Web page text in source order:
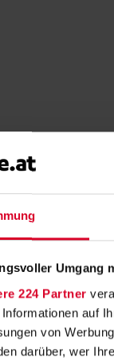
Umgang
224 Partner
auf
von
darüber, wer